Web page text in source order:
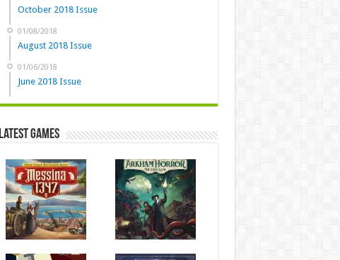
October 2018 Issue
01/08/2018
August 2018 Issue
01/06/2018
June 2018 Issue
Latest Games